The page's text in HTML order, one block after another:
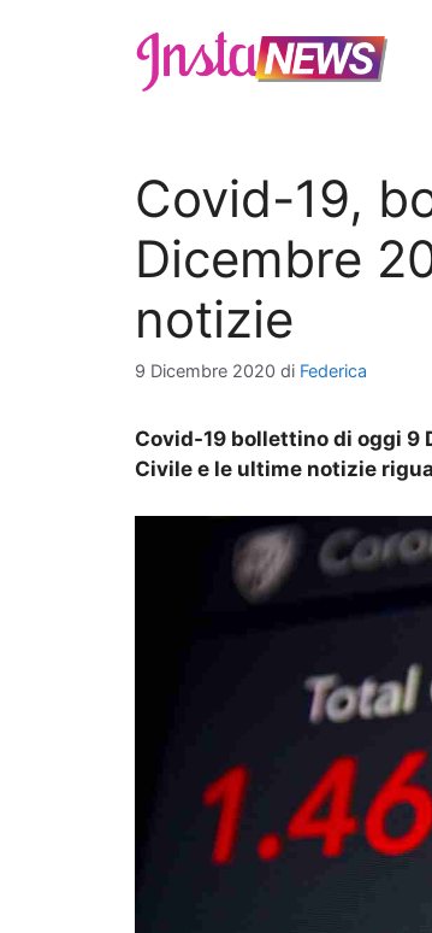
Covid-19,
Dicembre
notizie
9 Dicembre 2020 di Federica
Covid-19 bollettino di oggi
Civile e le ultime notizie